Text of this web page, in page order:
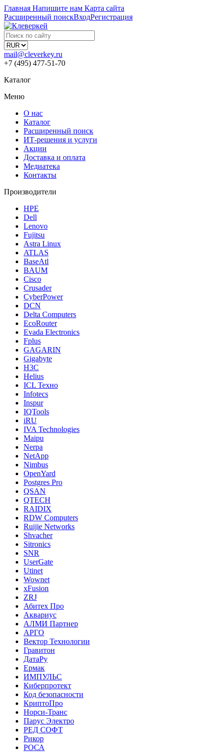
Главная Напишите нам Карта сайта
Расширенный поискВходРегистрация
mail@cleverkey.ru
+7 (495) 477-51-70
Каталог
Меню
О нас
Каталог
Расширенный поиск
ИТ-решения и услуги
Акции
Доставка и оплата
Медиатека
Контакты
Производители
HPE
Dell
Lenovo
Fujitsu
Astra Linux
ATLAS
BaseAtl
BAUM
Cisco
Crusader
CyberPower
DCN
Delta Computers
EcoRouter
Evada Electronics
Fplus
GAGARIN
Gigabyte
H3C
Helius
ICL Техно
Infotecs
Inspur
IQTools
iRU
IVA Technologies
Maipu
Nerpa
NetApp
Nimbus
OpenYard
Postgres Pro
QSAN
QTECH
RAIDIX
RDW Computers
Ruijie Networks
Shvacher
Sitronics
SNR
UserGate
Utinet
Wownet
xFusion
ZRJ
Абитех Про
Аквариус
АЛМИ Партнер
АРГО
Вектор Технологии
Гравитон
ДатаРу
Ермак
ИМПУЛЬС
Киберпротект
Код безопасности
КриптоПро
Норси-Транс
Парус Электро
РЕД СОФТ
Рикор
РОСА